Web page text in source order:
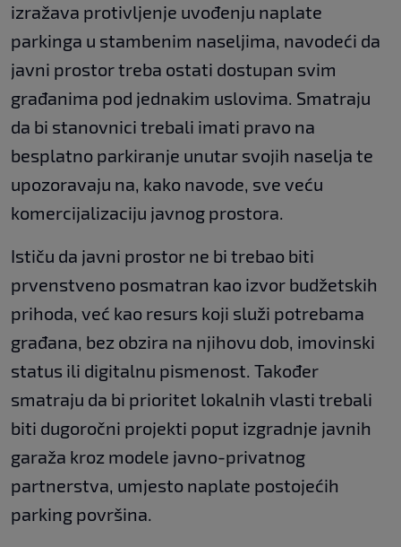
izražava protivljenje uvođenju naplate
parkinga u stambenim naseljima, navodeći da
javni prostor treba ostati dostupan svim
građanima pod jednakim uslovima. Smatraju
da bi stanovnici trebali imati pravo na
besplatno parkiranje unutar svojih naselja te
upozoravaju na, kako navode, sve veću
komercijalizaciju javnog prostora.
Ističu da javni prostor ne bi trebao biti
prvenstveno posmatran kao izvor budžetskih
prihoda, već kao resurs koji služi potrebama
građana, bez obzira na njihovu dob, imovinski
status ili digitalnu pismenost. Također
smatraju da bi prioritet lokalnih vlasti trebali
biti dugoročni projekti poput izgradnje javnih
garaža kroz modele javno-privatnog
partnerstva, umjesto naplate postojećih
parking površina.